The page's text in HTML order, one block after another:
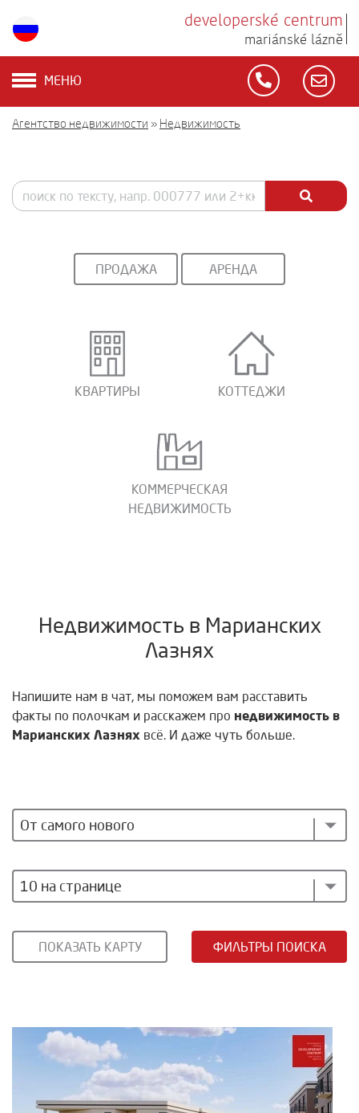
developerské centrum
mariánské lázně
МЕНЮ
Агентство недвижимости » Недвижимость
ПРОДАЖА АРЕНДА
КВАРТИРЫ КОТТЕДЖИ
КОММЕРЧЕСКАЯ
НЕДВИЖИМОСТЬ
Недвижимость в Марианских
Лазнях
Напишите нам в чат, мы поможем вам расставить
факты по полочкам и расскажем про недвижимость в
Марианских Лазнях всё. И даже чуть больше.
От самого нового
10 на странице
ПОКАЗАТЬ КАРТУ ФИЛЬТРЫ ПОИСКА